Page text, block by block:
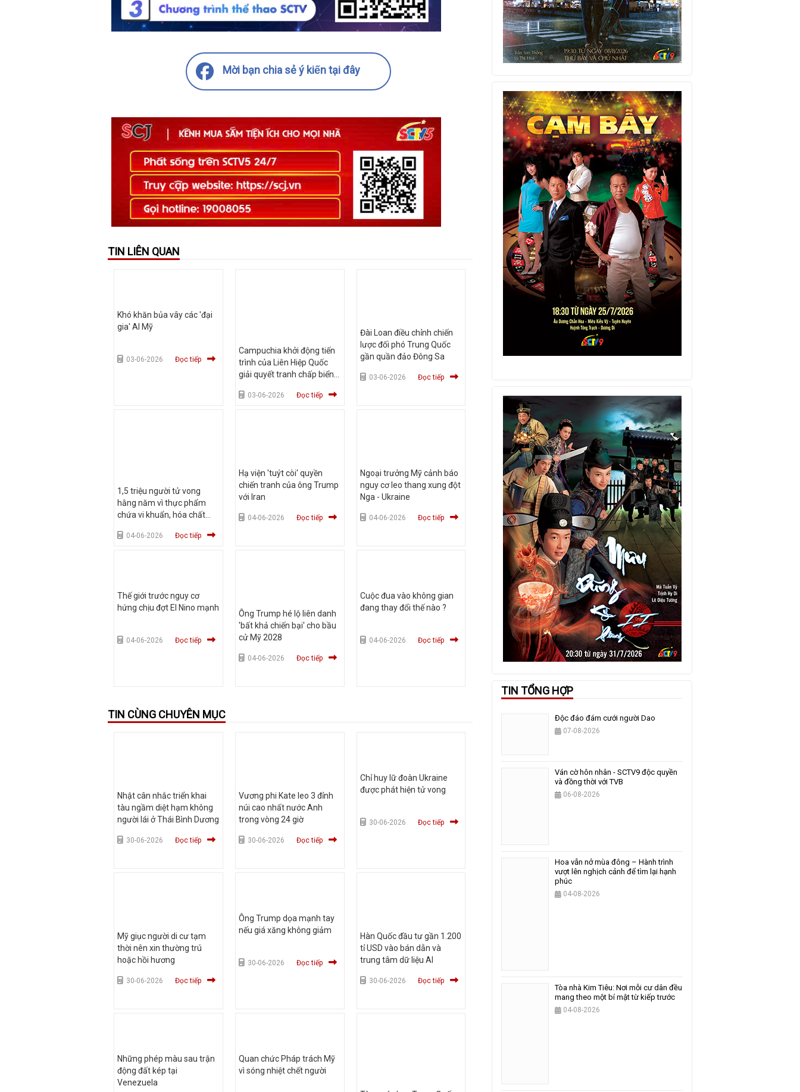
Mời bạn chia sẻ ý kiến tại đây
TIN LIÊN QUAN
Khó khăn bủa vây các 'đại
gia' AI Mỹ
03-06-2026 Đọc tiếp
Campuchia khởi động tiến
trình của Liên Hiệp Quốc
giải quyết tranh chấp biển
03-06-2026 Đọc tiếp
Đài Loan điều chỉnh chiến
lược đối phó Trung Quốc
gần quần đảo Đông Sa
03-06-2026 Đọc tiếp
1,5 triệu người tử vong
hằng năm vì thực phẩm
chứa vi khuẩn, hóa chất
04-06-2026 Đọc tiếp
Hạ viện 'tuýt còi' quyền
chiến tranh của ông Trump
với Iran
04-06-2026 Đọc tiếp
Ngoại trưởng Mỹ cảnh báo
nguy cơ leo thang xung đột
Nga - Ukraine
04-06-2026 Đọc tiếp
Thế giới trước nguy cơ
hứng chịu đợt El Nino mạnh
04-06-2026 Đọc tiếp
Ông Trump hé lộ liên danh
'bất khả chiến bại' cho bầu
cử Mỹ 2028
04-06-2026 Đọc tiếp
Cuộc đua vào không gian
đang thay đổi thế nào ?
04-06-2026 Đọc tiếp
TIN CÙNG CHUYÊN MỤC
Nhật cân nhắc triển khai
tàu ngầm diệt hạm không
người lái ở Thái Bình Dương
30-06-2026 Đọc tiếp
Vương phi Kate leo 3 đỉnh
núi cao nhất nước Anh
trong vòng 24 giờ
30-06-2026 Đọc tiếp
Chỉ huy lữ đoàn Ukraine
được phát hiện tử vong
30-06-2026 Đọc tiếp
Mỹ giục người di cư tạm
thời nên xin thường trú
hoặc hồi hương
30-06-2026 Đọc tiếp
Ông Trump dọa mạnh tay
nếu giá xăng không giảm
30-06-2026 Đọc tiếp
Hàn Quốc đầu tư gần 1.200
tỉ USD vào bán dẫn và
trung tâm dữ liệu AI
30-06-2026 Đọc tiếp
Những phép màu sau trận
động đất kép tại
Venezuela
Quan chức Pháp trách Mỹ
vì sóng nhiệt chết người
TIN TỔNG HỢP
Độc đáo đám cưới người Dao
07-08-2026
Ván cờ hôn nhân - SCTV9 độc quyền
và đồng thời với TVB
06-08-2026
Hoa vẫn nở mùa đông – Hành trình
vượt lên nghịch cảnh để tìm lại hạnh
phúc
04-08-2026
Tòa nhà Kim Tiêu: Nơi mỗi cư dân đều
mang theo một bí mật từ kiếp trước
04-08-2026